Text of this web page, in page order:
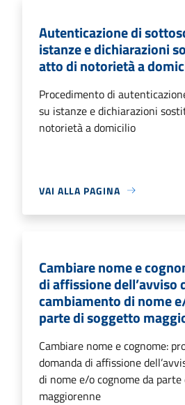
Autenticazione di
istanze e dichiarazioni
atto di notorietà a
Procedimento di
su istanze e dichiarazioni
notorietà a domicilio
VAI ALLA PAGINA
Cambiare nome e
di affissione dell’avviso
cambiamento di nome
parte di soggetto
Cambiare nome e cognome:
domanda di affissione
di nome e/o cognome da
maggiorenne